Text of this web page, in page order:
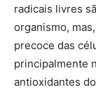
radicais livres
organismo,
precoce das
principalmente
antioxidantes